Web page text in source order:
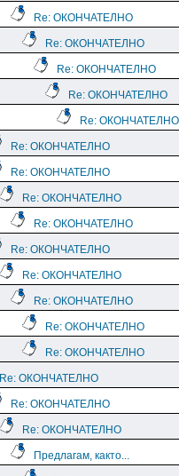
Re: ОКОНЧАТЕЛНО
Re: ОКОНЧАТЕЛНО
Re: ОКОНЧАТЕЛНО
Re: ОКОНЧАТЕЛНО
Re: ОКОНЧАТЕЛНО
Re: ОКОНЧАТЕЛНО
Re: ОКОНЧАТЕЛНО
Re: ОКОНЧАТЕЛНО
Re: ОКОНЧАТЕЛНО
Re: ОКОНЧАТЕЛНО
Re: ОКОНЧАТЕЛНО
Re: ОКОНЧАТЕЛНО
Re: ОКОНЧАТЕЛНО
Re: ОКОНЧАТЕЛНО
Re: ОКОНЧАТЕЛНО
Re: ОКОНЧАТЕЛНО
Re: ОКОНЧАТЕЛНО
Предлагам, както...